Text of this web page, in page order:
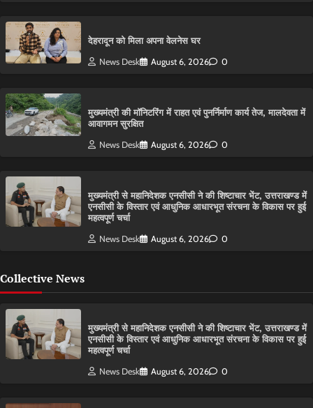
देहरादून को मिला अपना वेलनेस घर
News Desk August 6, 2026 0
मुख्यमंत्री की मॉनिटरिंग में राहत एवं पुनर्निर्माण कार्य तेज, मालदेवता में
आवागमन सुरक्षित
News Desk August 6, 2026 0
मुख्यमंत्री से महानिदेशक एनसीसी ने की शिष्टाचार भेंट, उत्तराखण्ड में
एनसीसी के विस्तार एवं आधुनिक आधारभूत संरचना के विकास पर हुई
महत्वपूर्ण चर्चा
News Desk August 6, 2026 0
Collective News
मुख्यमंत्री से महानिदेशक एनसीसी ने की शिष्टाचार भेंट, उत्तराखण्ड में
एनसीसी के विस्तार एवं आधुनिक आधारभूत संरचना के विकास पर हुई
महत्वपूर्ण चर्चा
News Desk August 6, 2026 0